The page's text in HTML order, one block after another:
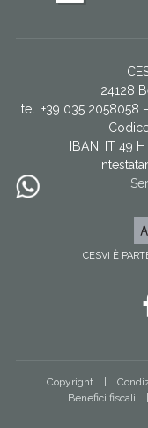
24128
tel. +39 035 2058058
IBAN: IT 49
CESVI È
Copyright
Benefici fiscali